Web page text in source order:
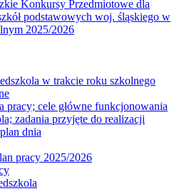
Konkursy Przedmiotowe dla
podstawowych woj. śląskiego w
2025/2026
w trakcie roku szkolnego
pracy; cele główne funkcjonowania
zadania przyjęte do realizacji
dnia
pracy 2025/2026